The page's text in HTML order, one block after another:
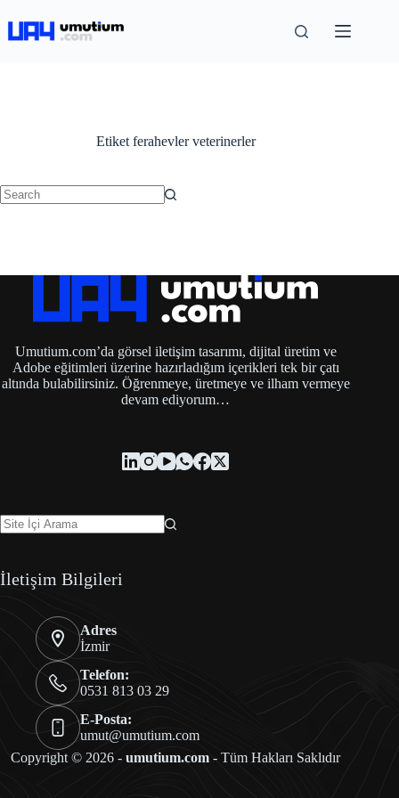
Etiketferahevler veterinerler
Umutium.com’da görsel iletişim tasarımı, dijital üretim ve
Adobe eğitimleri üzerine hazırladığım içerikleri tek bir çatı
altında bulabilirsiniz. Öğrenmeye, üretmeye ve ilham vermeye
devam ediyorum…
İletişim Bilgileri
Adres
İzmir
Telefon:
0531 813 03 29
E-Posta:
umut@umutium.com
Copyright © 2026 -umutium.com - Tüm Hakları Saklıdır